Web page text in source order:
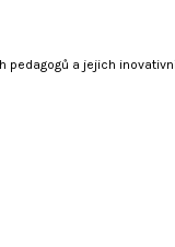
a jejich